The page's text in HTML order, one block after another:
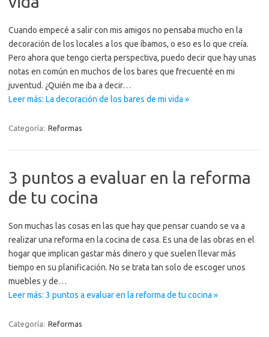
Cuando empecé a salir con mis amigos no pensaba mucho en la
decoración de los locales a los que íbamos, o eso es lo que creía.
Pero ahora que tengo cierta perspectiva, puedo decir que hay unas
notas en común en muchos de los bares que frecuenté en mi
juventud. ¿Quién me iba a decir…
Leer más: La decoración de los bares de mi vida »
Categoría: Reformas
3 puntos a evaluar en la reforma
de tu cocina
Son muchas las cosas en las que hay que pensar cuando se va a
realizar una reforma en la cocina de casa. Es una de las obras en el
hogar que implican gastar más dinero y que suelen llevar más
tiempo en su planificación. No se trata tan solo de escoger unos
muebles y de…
Leer más: 3 puntos a evaluar en la reforma de tu cocina »
Categoría: Reformas